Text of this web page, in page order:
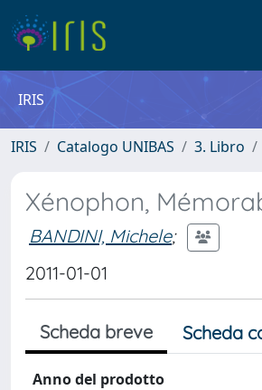
IRIS
IRIS Catalogo UNIBAS 3. Libro
Xénophon,
BANDINI, Michele;
2011-01-01
Scheda breve Scheda
Anno del prodotto